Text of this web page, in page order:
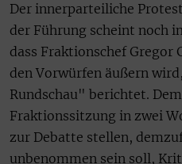
Der innerparteiliche
der Führung scheint noch
dass Fraktionschef Gregor
den Vorwürfen äußern
Rundschau" berichtet.
Fraktionssitzung in zwei
zur Debatte stellen,
unbenommen sein soll,